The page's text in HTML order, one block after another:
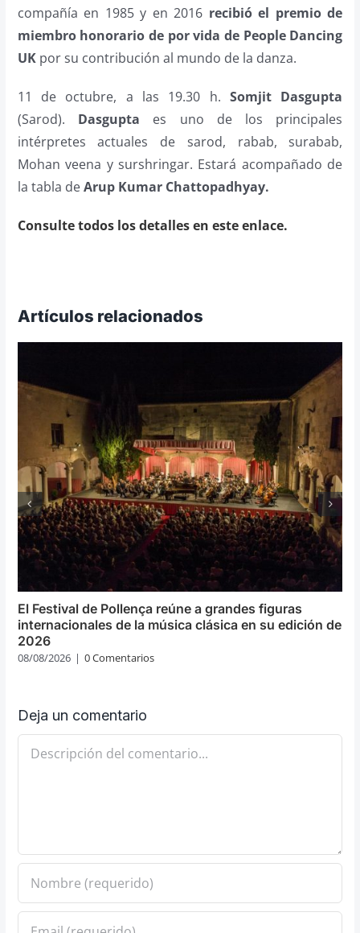
compañía en 1985 y en 2016 recibió el premio de
miembro honorario de por vida de People Dancing
UKpor su contribución al mundo de la danza.
11 de octubre, a las 19.30 h.Somjit Dasgupta
(Sarod). Dasgupta es uno de los principales
intérpretes actuales de sarod, rabab, surabab,
Mohan veena y surshringar. Estará acompañado de
la tabla deArup Kumar Chattopadhyay.
Consulte todos los detalles en este enlace.
Artículos relacionados
El Festival de Pollença reúne a grandes figuras
internacionales de la música clásica en su edición de
2026
08/08/2026 | 0 Comentarios
Deja un comentario
Comentario